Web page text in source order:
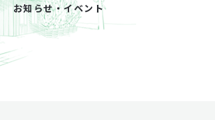
お知らせ・イベント